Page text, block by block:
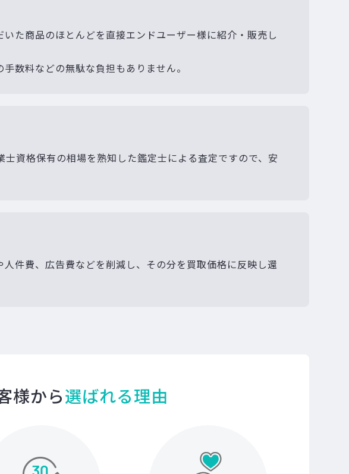
た商品のほとんどを直接エンドユーザー様に紹介・販売し
数料などの無駄な負担もありません。
資格保有の相場を熟知した鑑定士による査定ですので、安
件費、広告費などを削減し、その分を買取価格に反映し還
様から選ばれる理由